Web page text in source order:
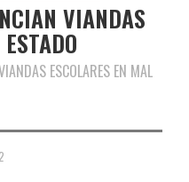
VIANDAS
ESCOLARES EN MAL